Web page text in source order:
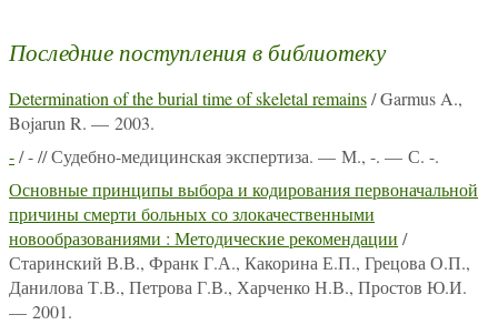
Последние поступления в библиотеку
Determination of the burial time of skeletal remains/ Garmus A.,
Bojarun R. — 2003.
-/ - // Судебно-медицинская экспертиза. — М., -. — С. -.
Основные принципы выбора и кодирования первоначальной
причины смерти больных со злокачественными
новообразованиями : Методические рекомендации /
Старинский В.В., Франк Г.А., Какорина Е.П., Грецова О.П.,
Данилова Т.В., Петрова Г.В., Харченко Н.В., Простов Ю.И.
— 2001.